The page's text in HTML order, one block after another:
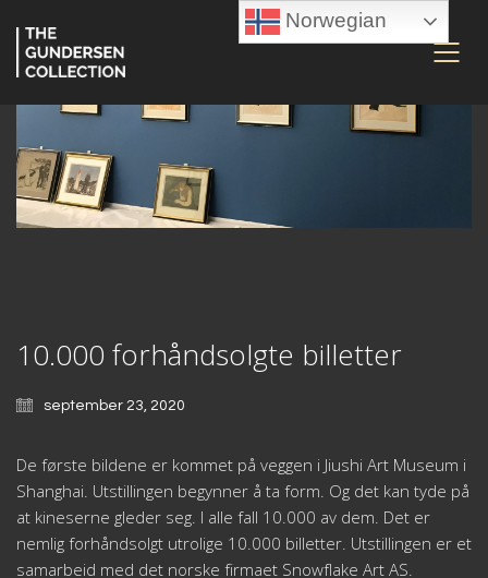
10.000 forhåndsolgte billetter
september 23, 2020
De første bildene er kommet på veggen i Jiushi Art Museum i
Shanghai. Utstillingen begynner å ta form. Og det kan tyde på
at kineserne gleder seg. I alle fall 10.000 av dem. Det er
nemlig forhåndsolgt utrolige 10.000 billetter. Utstillingen er et
samarbeid med det norske firmaet Snowflake Art AS.
Norwegian